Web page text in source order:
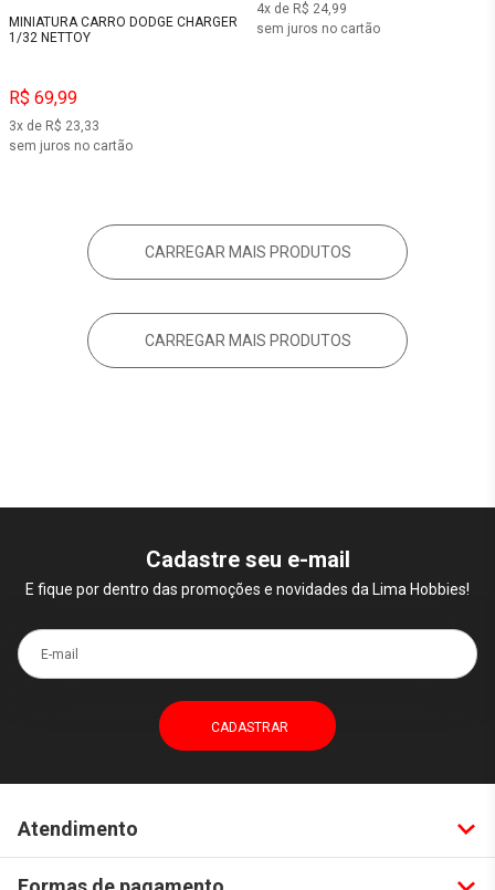
MINIATURA CARRO DODGE CHARGER
1/32 NETTOY
R$ 69,99
3x de R$ 23,33
sem juros no cartão
4x de R$ 24,99
sem juros no cartão
CARREGAR MAIS PRODUTOS
CARREGAR MAIS PRODUTOS
Cadastre seu e-mail
E fique por dentro das promoções e novidades da Lima Hobbies!
E-mail
Atendimento